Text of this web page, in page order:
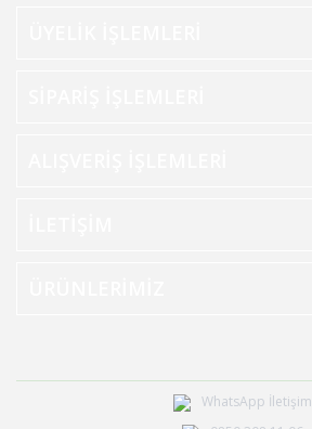
WhatsApp İletişim